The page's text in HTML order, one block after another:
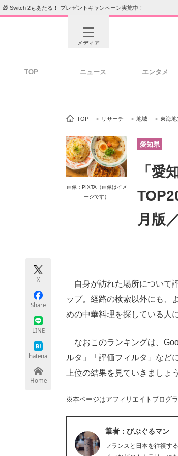
🎁 Switch 2もあたる！ プレゼントキャンペーン実施中！
メディア
ビジネスと働き方のヒント
ITエンジニア向け専門サイト
ちょっと気になるネットの話題
TOP ニュース エンタメ
TOP > リサーチ > 地域 > 東海地
画像：PIXTA（画像はイメ
ージです）
愛知県
「愛
月版
X
Share
LINE
hatena
Home
自身が訪れた場所について
ップ。経路の検索以外にも、
めの中華料理を探している人
なおこのランキングは、
ルタ」「評価フィルタ」など
上位の結果を見ていきましょう
※本ページはアフィリエイトプログ
筆者：びぶぐるマン
フランスと日本を往復す